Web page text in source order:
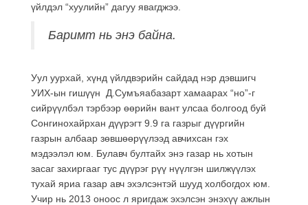
үйлдэл “хуулийн” дагуу явагджээ.
Баримт нь энэ байна.
Уул уурхай, хүнд үйлдвэрийн сайдад нэр дэвшигч
УИХ-ын гишүүн Д.Сумъяабазарт хамаарах “но”-г
сийрүүлбэл тэрбээр өөрийн вант улсаа болгоод буй
Сонгинохайрхан дүүрэгт 9.9 га газрыг дүүргийн
газрын албаар зөвшөөрүүлээд авчихсан гэх
мэдээлэл юм. Булавч бултайх энэ газар нь хотын
засаг захиргааг тус дүүрэг рүү нүүлгэн шилжүүлэх
тухай яриа газар авч эхэлсэнтэй шууд холбогдох юм.
Учир нь 2013 оноос л яригдаж эхэлсэн энэхүү ажлын